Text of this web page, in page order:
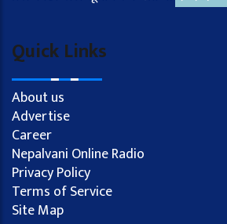
Quick Links
About us
Advertise
Career
Nepalvani Online Radio
Privacy Policy
Terms of Service
Site Map